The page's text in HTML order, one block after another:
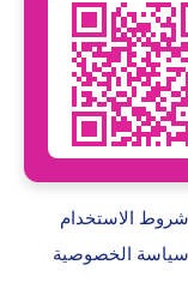
هامة
شروط الاستخدام
سياسة الخصوصية